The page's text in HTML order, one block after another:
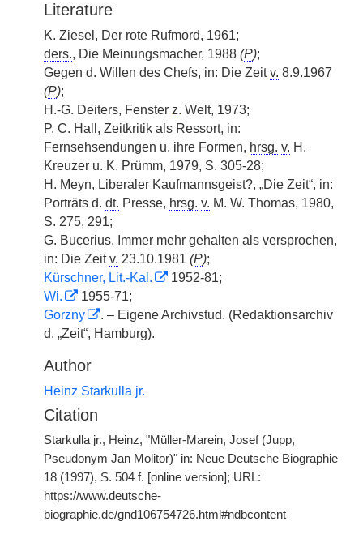
Literature
K. Ziesel, Der rote Rufmord, 1961;
ders., Die Meinungsmacher, 1988 (P);
Gegen d. Willen des Chefs, in: Die Zeitv. 8.9.1967
(P);
H.-G. Deiters, Fenster z. Welt, 1973;
P. C. Hall, Zeitkritik als Ressort, in:
Fernsehsendungen u. ihre Formen, hrsg. v. H.
Kreuzer u. K. Prümm, 1979, S. 305-28;
H. Meyn, Liberaler Kaufmannsgeist?, „Die Zeit“, in:
Porträts d. dt. Presse, hrsg. v. M. W. Thomas, 1980,
S. 275, 291;
G. Bucerius, Immer mehr gehalten als versprochen,
in: Die Zeitv. 23.10.1981 (P);
Kürschner, Lit.-Kal.
1952-81;
Wi.
1955-71;
Gorzny
. – Eigene Archivstud. (Redaktionsarchiv
d. „Zeit“, Hamburg).
Author
Heinz Starkulla jr.
Citation
Starkulla jr., Heinz, "Müller-Marein, Josef (Jupp,
Pseudonym Jan Molitor)" in: Neue Deutsche Biographie
18 (1997), S. 504 f. [online version]; URL:
https://www.deutsche-
biographie.de/gnd106754726.html#ndbcontent